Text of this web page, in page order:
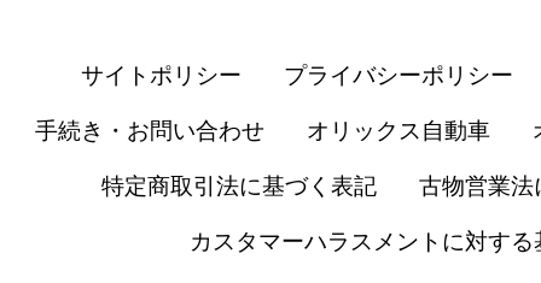
サイトポリシー プライバシーポリシー
手続き・お問い合わせ オリックス自動車
特定商取引法に基づく表記 古物営業法
カスタマーハラスメントに対する